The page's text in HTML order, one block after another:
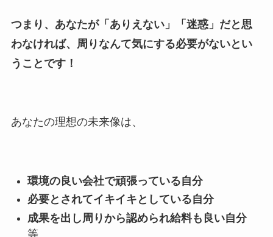
つまり、あなたが「ありえない」「迷惑」だと思
わなければ、周りなんて気にする必要がないとい
うことです！
あなたの理想の未来像は、
環境の良い会社で頑張っている自分
必要とされてイキイキとしている自分
成果を出し周りから認められ給料も良い自分
等